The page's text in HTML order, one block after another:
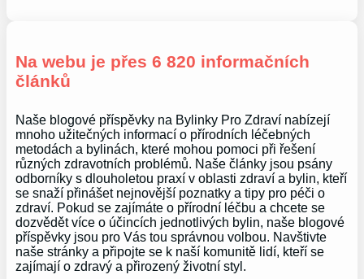
Na webu je přes 6 820 informačních
článků
Naše blogové příspěvky na Bylinky Pro Zdraví nabízejí
mnoho užitečných informací o přírodních léčebných
metodách a bylinách, které mohou pomoci při řešení
různých zdravotních problémů. Naše články jsou psány
odborníky s dlouholetou praxí v oblasti zdraví a bylin, kteří
se snaží přinášet nejnovější poznatky a tipy pro péči o
zdraví. Pokud se zajímáte o přírodní léčbu a chcete se
dozvědět více o účincích jednotlivých bylin, naše blogové
příspěvky jsou pro Vás tou správnou volbou. Navštivte
naše stránky a připojte se k naší komunitě lidí, kteří se
zajímají o zdravý a přirozený životní styl.